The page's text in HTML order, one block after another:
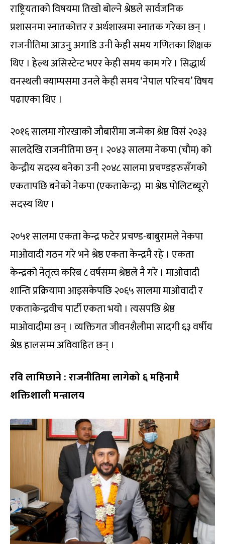
राष्ट्रियताको विषयमा तिखो बोल्ने श्रेष्ठले सार्वजनिक
प्रशासनमा स्नातकोत्तर र अर्थशास्त्रमा स्नातक गरेका छन् ।
राजनीतिमा आउनु अगाडि उनी केही समय गणितका शिक्षक
थिए । हेल्थ असिस्टेन्ट भएर केही समय काम गरे । सिद्धार्थ
वनस्थली क्याम्पसमा उनले केही समय ‘नेपाल परिचय’ विषय
पढाएका थिए ।
२०१६ सालमा गोरखाको जौबारीमा जन्मेका श्रेष्ठ विसं २०३३
सालदेखि राजनीतिमा छन् । २०४३ सालमा नेकपा (चौम) को
केन्द्रीय सदस्य बनेका उनी २०४८ सालमा प्रचण्डहरुसँगको
एकतापछि बनेको नेकपा (एकताकेन्द्र) मा श्रेष्ठ पोलिटब्यूरो
सदस्य थिए ।
२०५१ सालमा एकता केन्द्र फटेर प्रचण्ड-बाबुरामले नेकपा
माओवादी गठन गरे भने श्रेष्ठ एकता केन्द्रमै रहे । एकता
केन्द्रको नेतृत्व करिब ८ वर्षसम्म श्रेष्ठले नै गरे । माओवादी
शान्ति प्रक्रियामा आइसकेपछि २०६५ सालमा माओवादी र
एकताकेन्द्रवीच पार्टी एकता भयो । त्यसपछि श्रेष्ठ
माओवादीमा छन् । व्यक्तिगत जीवनशैलीमा सादगी ६३ वर्षीय
श्रेष्ठ हालसम्म अविवाहित छन् ।
रवि लामिछाने : राजनीतिमा लागेको ६ महिनामै
शक्तिशाली मन्त्रालय